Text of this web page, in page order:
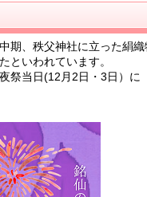
期、秩父神社に立った絹
といわれています。
祭当日(12月2日・3日）に